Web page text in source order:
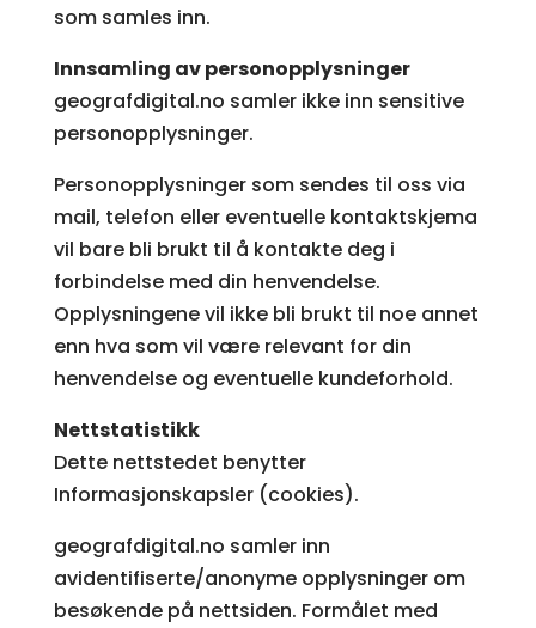
som samles inn.
Innsamling av personopplysninger
geografdigital.no samler ikke inn sensitive
personopplysninger.
Personopplysninger som sendes til oss via
mail, telefon eller eventuelle kontaktskjema
vil bare bli brukt til å kontakte deg i
forbindelse med din henvendelse.
Opplysningene vil ikke bli brukt til noe annet
enn hva som vil være relevant for din
henvendelse og eventuelle kundeforhold.
Nettstatistikk
Dette nettstedet benytter
Informasjonskapsler (cookies).
geografdigital.no samler inn
avidentifiserte/anonyme opplysninger om
besøkende på nettsiden. Formålet med